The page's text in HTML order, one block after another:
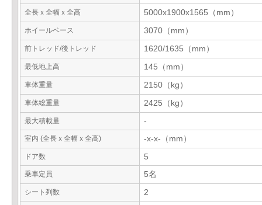
全長ｘ全幅ｘ全高 5000x1900x1565（mm）
ホイールベース 3070（mm）
前トレッド/後トレッド 1620/1635（mm）
最低地上高 145（mm）
車体重量 2150（kg）
車体総重量 2425（kg）
最大積載量 -
室内 (全長ｘ全幅ｘ全高) -x-x-（mm）
ドア数 5
乗車定員 5名
シート列数 2